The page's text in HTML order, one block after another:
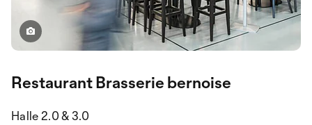
Restaurant Brasserie bernoise
Halle 2.0 & 3.0